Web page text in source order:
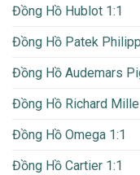
Đồng Hồ Hublot 1:1
Đồng Hồ Patek
Đồng Hồ Audemars
Đồng Hồ Richard Mille
Đồng Hồ Omega 1:1
Đồng Hồ Cartier 1:1